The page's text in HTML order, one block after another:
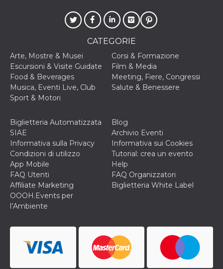
CATEGORIE
Arte, Mostre & Musei
Corsi & Formazione
Escursioni & Visite Guidate
Film & Media
Food & Beverages
Meeting, Fiere, Congressi
Musica, Eventi Live, Club
Salute & Benessere
Sport & Motori
Biglietteria Automatizzata
SIAE
Blog
Archivio Eventi
Informativa sulla Privacy
Informativa sui Cookies
Condizioni di utilizzo
Tutorial: crea un evento
App Mobile
Help
FAQ Utenti
FAQ Organizzatori
Affiliate Marketing
Biglietteria White Label
OOOH.Events per
l’Ambiente